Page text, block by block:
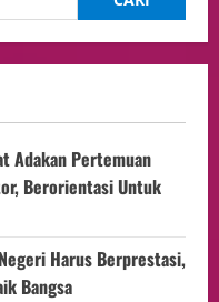
Adakan Pertemuan
Berorientasi Untuk
Harus Berprestasi,
Bangsa